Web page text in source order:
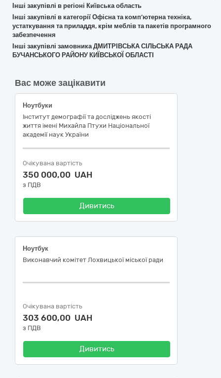
Інші закупівлі в регіоні Київська область
Інші закупівлі в категорії Офісна та комп’ютерна техніка,
устаткування та приладдя, крім меблів та пакетів програмного
забезпечення
Інші закупівлі замовника ДМИТРІВСЬКА СІЛЬСЬКА РАДА
БУЧАНСЬКОГО РАЙОНУ КИЇВСЬКОЇ ОБЛАСТІ
Вас може зацікавити
Ноутбуки
Інститут демографії та досліджень якості
життя імені Михайла Птухи Національної
академії наук України
Очікувана вартість
350 000,00 UAH
з ПДВ
Дивитись
Ноутбук
Виконавчий комітет Лохвицької міської ради
Очікувана вартість
303 600,00 UAH
з ПДВ
Дивитись